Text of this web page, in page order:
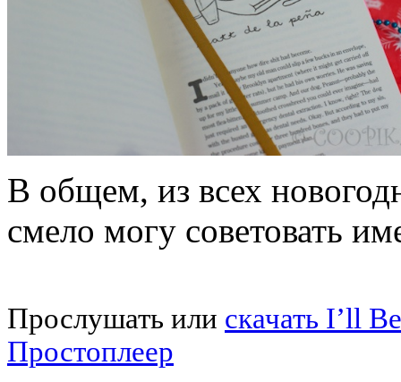
В общем, из всех
смело могу советовать
Прослушать или скачать I’ll
Простоплеер